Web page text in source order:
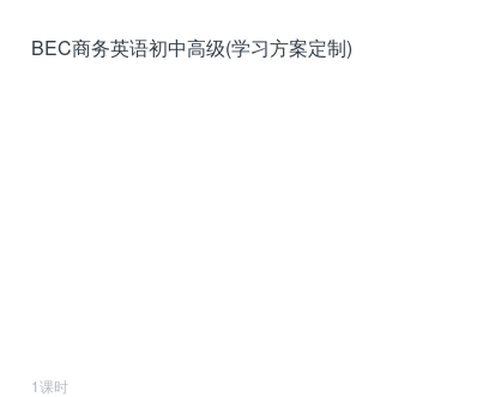
BEC商务英语初中高级(学习方案定制)
1课时